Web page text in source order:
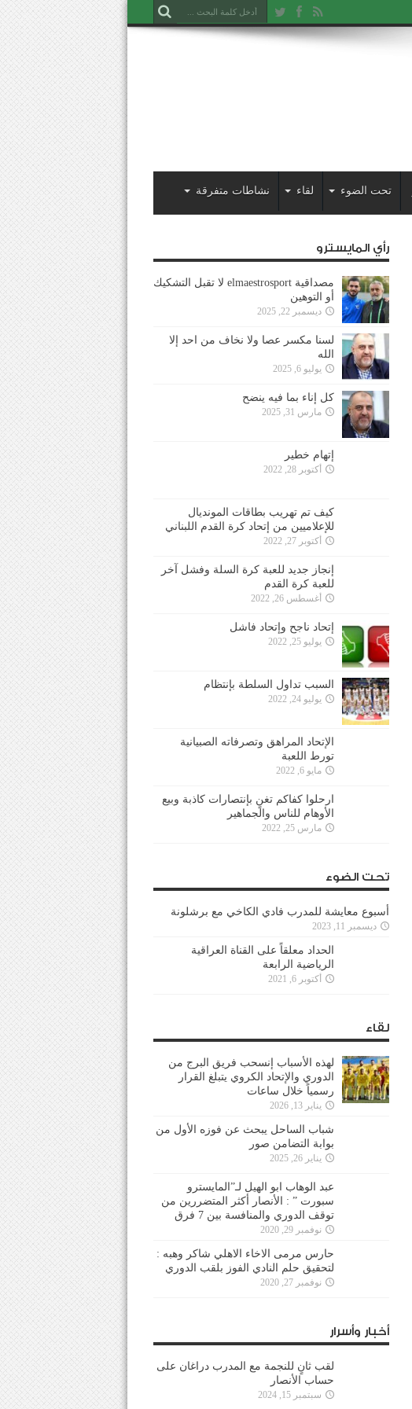
تحت الضوء لقاء نشاطات متفرقة
رأي المايسترو
مصداقية elmaestrosport لا تقبل التشكيك
أو التوهين
ديسمبر 22, 2025
لسنا مكسر عصا ولا نخاف من احد إلا
الله
يوليو 6, 2025
كل إناء بما فيه ينضح
مارس 31, 2025
إتهام خطير
أكتوبر 28, 2022
كيف تم تهريب بطاقات المونديال
للإعلاميين من إتحاد كرة القدم اللبناني
أكتوبر 27, 2022
إنجاز جديد للعبة كرة السلة وفشل آخر
للعبة كرة القدم
أغسطس 26, 2022
إتحاد ناجح وإتحاد فاشل
يوليو 25, 2022
السبب تداول السلطة بإنتظام
يوليو 24, 2022
الإتحاد المراهق وتصرفاته الصبيانية
تورط اللعبة
مايو 6, 2022
ارحلوا كفاكم تغنٍ بإنتصارات كاذبة وبيع
الأوهام للناس والجماهير
مارس 25, 2022
تحت الضوء
أسبوع معايشة للمدرب فادي الكاخي مع برشلونة
ديسمبر 11, 2023
الحداد معلقاً على القناة العراقية
الرياضية الرابعة
أكتوبر 6, 2021
لقاء
لهذه الأسباب إنسحب فريق البرج من
الدوري والإتحاد الكروي يتبلغ القرار
رسمياً خلال ساعات
يناير 13, 2026
شباب الساحل يبحث عن فوزه الأول من
بوابة التضامن صور
يناير 26, 2025
عبد الوهاب ابو الهيل لـ”المايسترو
سبورت ” : الأنصار أكثر المتضررين من
توقف الدوري والمنافسة بين 7 فرق
نوفمبر 29, 2020
حارس مرمى الاخاء الاهلي شاكر وهبه :
لتحقيق حلم النادي الفوز بلقب الدوري
نوفمبر 27, 2020
أخبار وأسرار
لقب ثانٍ للنجمة مع المدرب دراغان على
حساب الأنصار
سبتمبر 15, 2024